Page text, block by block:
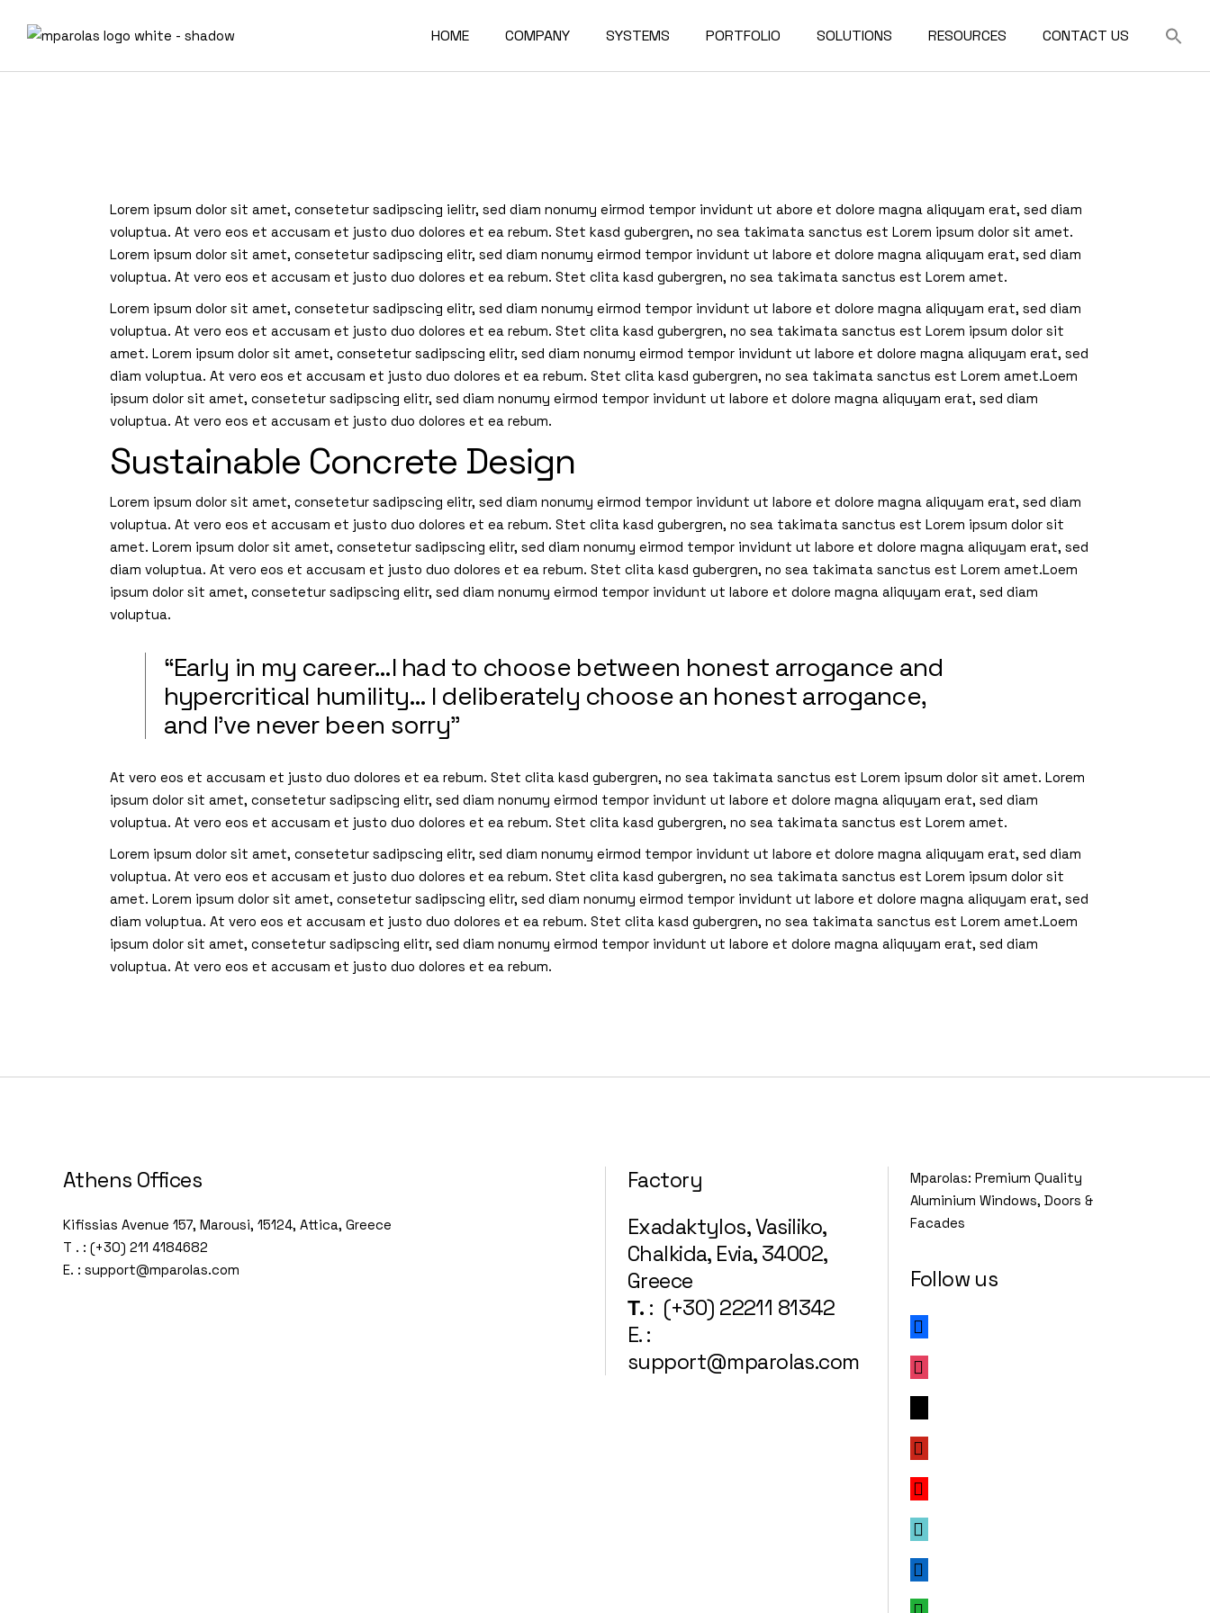
content
HOME COMPANY
Exports
Partners
SYSTEMS
Reynaers
PORTFOLIO SOLUTIONS RESOURCES CONTACT US
Lorem ipsum dolor sit amet, consetetur sadipscing ielitr, sed diam nonumy eirmod tempor invidunt ut abore et dolore magna aliquyam erat, sed diam
voluptua. At vero eos et accusam et justo duo dolores et ea rebum. Stet kasd gubergren, no sea takimata sanctus est Lorem ipsum dolor sit amet.
Lorem ipsum dolor sit amet, consetetur sadipscing elitr, sed diam nonumy eirmod tempor invidunt ut labore et dolore magna aliquyam erat, sed diam
voluptua. At vero eos et accusam et justo duo dolores et ea rebum. Stet clita kasd gubergren, no sea takimata sanctus est Lorem amet.
Lorem ipsum dolor sit amet, consetetur sadipscing elitr, sed diam nonumy eirmod tempor invidunt ut labore et dolore magna aliquyam erat, sed diam
voluptua. At vero eos et accusam et justo duo dolores et ea rebum. Stet clita kasd gubergren, no sea takimata sanctus est Lorem ipsum dolor sit
amet. Lorem ipsum dolor sit amet, consetetur sadipscing elitr, sed diam nonumy eirmod tempor invidunt ut labore et dolore magna aliquyam erat, sed
diam voluptua. At vero eos et accusam et justo duo dolores et ea rebum. Stet clita kasd gubergren, no sea takimata sanctus est Lorem amet.Loem
ipsum dolor sit amet, consetetur sadipscing elitr, sed diam nonumy eirmod tempor invidunt ut labore et dolore magna aliquyam erat, sed diam
voluptua. At vero eos et accusam et justo duo dolores et ea rebum.
Sustainable Concrete Design
Lorem ipsum dolor sit amet, consetetur sadipscing elitr, sed diam nonumy eirmod tempor invidunt ut labore et dolore magna aliquyam erat, sed diam
voluptua. At vero eos et accusam et justo duo dolores et ea rebum. Stet clita kasd gubergren, no sea takimata sanctus est Lorem ipsum dolor sit
amet. Lorem ipsum dolor sit amet, consetetur sadipscing elitr, sed diam nonumy eirmod tempor invidunt ut labore et dolore magna aliquyam erat, sed
diam voluptua. At vero eos et accusam et justo duo dolores et ea rebum. Stet clita kasd gubergren, no sea takimata sanctus est Lorem amet.Loem
ipsum dolor sit amet, consetetur sadipscing elitr, sed diam nonumy eirmod tempor invidunt ut labore et dolore magna aliquyam erat, sed diam
voluptua.
“Early in my career…I had to choose between honest arrogance and
hypercritical humility… I deliberately choose an honest arrogance,
and I’ve never been sorry”
At vero eos et accusam et justo duo dolores et ea rebum. Stet clita kasd gubergren, no sea takimata sanctus est Lorem ipsum dolor sit amet. Lorem
ipsum dolor sit amet, consetetur sadipscing elitr, sed diam nonumy eirmod tempor invidunt ut labore et dolore magna aliquyam erat, sed diam
voluptua. At vero eos et accusam et justo duo dolores et ea rebum. Stet clita kasd gubergren, no sea takimata sanctus est Lorem amet.
Lorem ipsum dolor sit amet, consetetur sadipscing elitr, sed diam nonumy eirmod tempor invidunt ut labore et dolore magna aliquyam erat, sed diam
voluptua. At vero eos et accusam et justo duo dolores et ea rebum. Stet clita kasd gubergren, no sea takimata sanctus est Lorem ipsum dolor sit
amet. Lorem ipsum dolor sit amet, consetetur sadipscing elitr, sed diam nonumy eirmod tempor invidunt ut labore et dolore magna aliquyam erat, sed
diam voluptua. At vero eos et accusam et justo duo dolores et ea rebum. Stet clita kasd gubergren, no sea takimata sanctus est Lorem amet.Loem
ipsum dolor sit amet, consetetur sadipscing elitr, sed diam nonumy eirmod tempor invidunt ut labore et dolore magna aliquyam erat, sed diam
voluptua. At vero eos et accusam et justo duo dolores et ea rebum.
Athens Offices
Kifissias Avenue 157, Marousi, 15124, Attica, Greece
T . : (+30) 211 4184682
E. : support@mparolas.com
Factory
Exadaktylos, Vasiliko,
Chalkida, Evia, 34002,
Greece
Τ. : (+30) 22211 81342
E. :
support@mparolas.com
Mparolas: Premium Quality
Aluminium Windows, Doors &
Facades
Follow us
facebook
instagram
x
pinterest
youtube
tiktok
linkedin
whatsapp